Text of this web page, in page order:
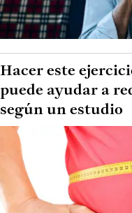
Hacer este
puede ayudar a
según un estudio